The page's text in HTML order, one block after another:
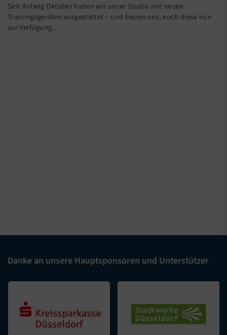
Seit Anfang Oktober haben wir unser Studio mit neuen
Trainingsgeräten ausgestattet – und freuen uns, euch diese nun
zur Verfügung…
Danke an unsere Hauptsponsoren und Unterstützer